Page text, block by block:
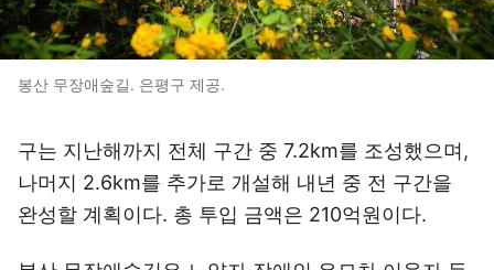
봉산 무장애숲길. 은평구 제공.
구는 지난해까지 전체 구간 중 7.2km를 조성했으며,
나머지 2.6km를 추가로 개설해 내년 중 전 구간을
완성할 계획이다. 총 투입 금액은 210억원이다.